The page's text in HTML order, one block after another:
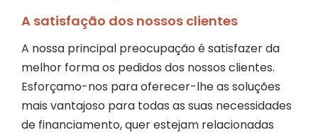
A satisfação dos nossos clientes
A nossa principal preocupação é satisfazer da
melhor forma os pedidos dos nossos clientes.
Esforçamo-nos para oferecer-lhe as soluções
mais vantajoso para todas as suas necessidades
de financiamento, quer estejam relacionadas